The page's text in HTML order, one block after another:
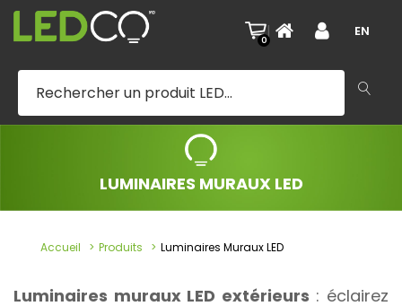
0
| EN
LUMINAIRES MURAUX LED
Accueil Produits Luminaires Muraux LED
Luminaires muraux LED extérieurs : éclairez